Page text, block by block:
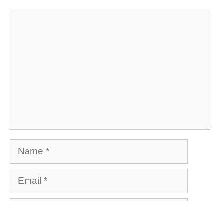
Name
Email